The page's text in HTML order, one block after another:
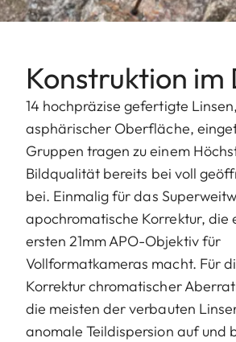
Konstruktion im
14 hochpräzise gefertigte
asphärischer Oberfläche,
Gruppen tragen zu einem
Bildqualität bereits bei voll
bei. Einmalig für das
apochromatische Korrektur, die
ersten 21mm APO-Objektiv für
Vollformatkameras macht. Für
Korrektur chromatischer
die meisten der verbauten
anomale Teildispersion auf und